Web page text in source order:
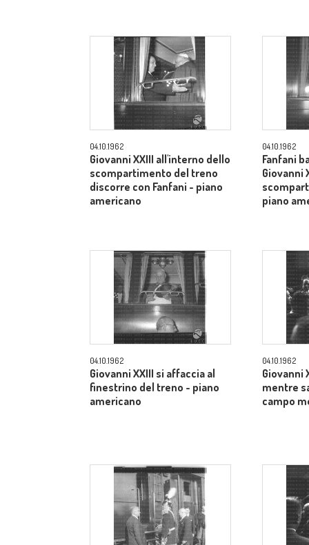
04.10.1962
Giovanni XXIII all'interno dello
scompartimento del treno
discorre con Fanfani - piano
americano
04.10.1962
Fanfani
Giovanni
piano
04.10.1962
Giovanni XXIII si affaccia al
finestrino del treno - piano
americano
04.10.1962
Giovanni
mentre
campo